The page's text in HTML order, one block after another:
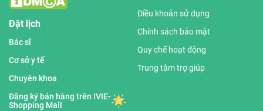
Đặt lịch
Bác sĩ
Cơ sở y tế
Chuyên khoa
Đăng ký bán hàng trên IVIE-
Shopping Mall
Điều khoản sử dụng
Chính sách bảo mật
Quy chế hoạt động
Trung tâm trợ giúp